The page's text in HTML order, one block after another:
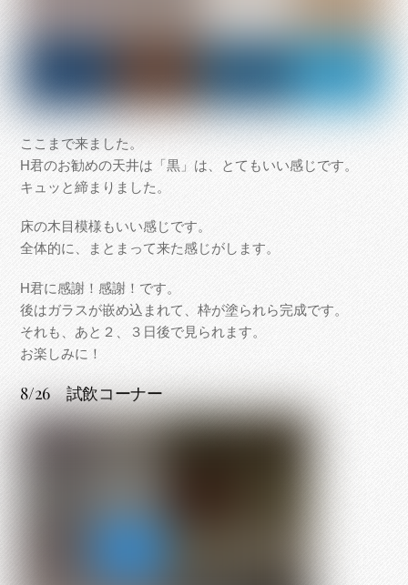
ここまで来ました。
H君のお勧めの天井は「黒」は、とてもいい感じです。
キュッと締まりました。
床の木目模様もいい感じです。
全体的に、まとまって来た感じがします。
H君に感謝！感謝！です。
後はガラスが嵌め込まれて、枠が塗られら完成です。
それも、あと２、３日後で見られます。
お楽しみに！
8/26 試飲コーナー